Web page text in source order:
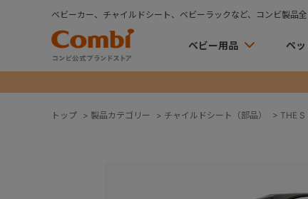
ベビーカー、チャイルドシート、ベビーラックなど、コンビ製品
ベビー用品 ペ
トップ > 製品カテゴリー > チャイルドシート（部品） > THE S